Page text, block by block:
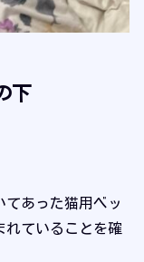
下
てあった猫用ベッ
れていることを確